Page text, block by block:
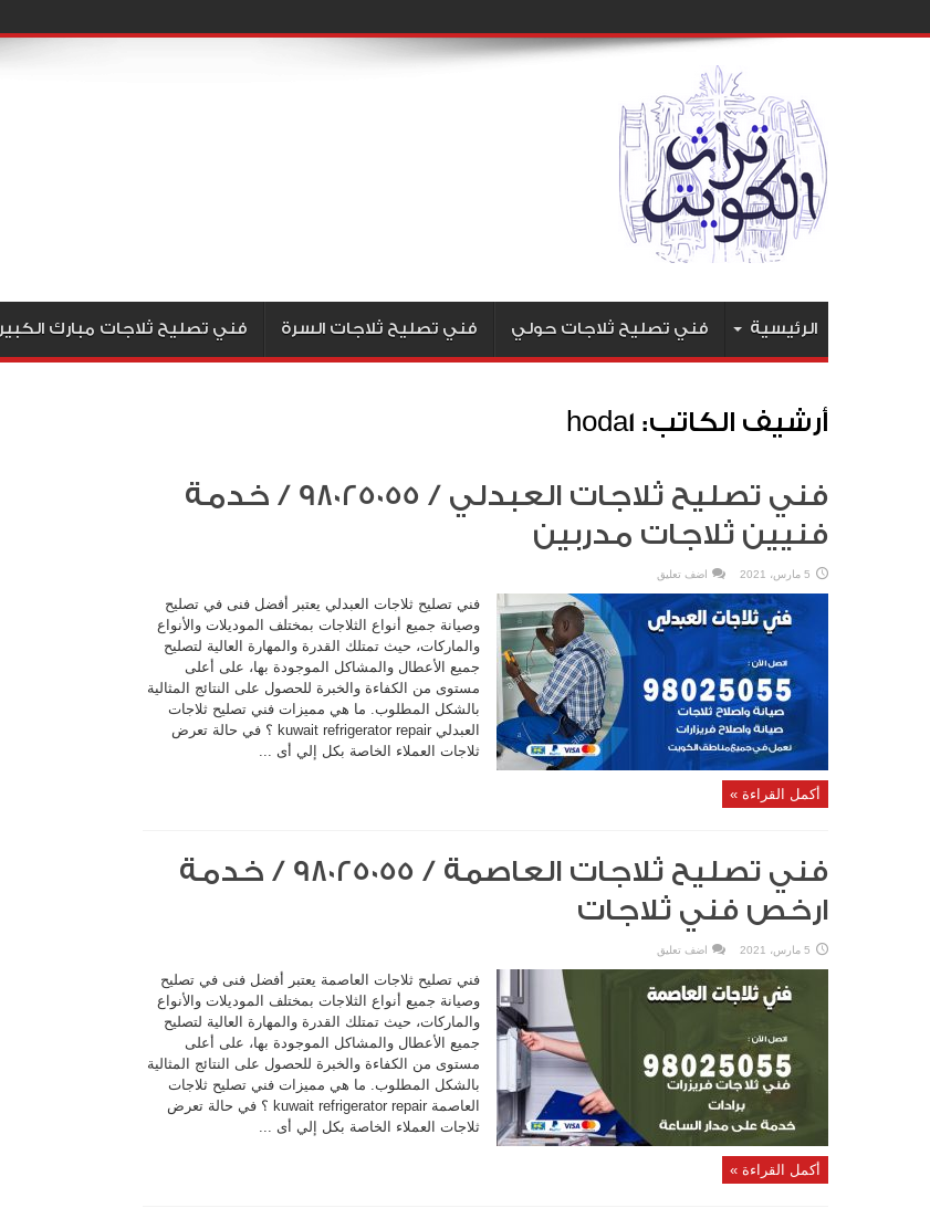
الرئيسية فني تصليح ثلاجات حولي فني تصليح ثلاجات السرة فني تصليح ثلاجات مبارك الكبير
أرشيف الكاتب: hoda1
فني تصليح ثلاجات العبدلي / 98025055 / خدمة
فنيين ثلاجات مدربين
5 مارس، 2021 اضف تعليق
فني تصليح ثلاجات العبدلي يعتبر أفضل فنى في تصليح
وصيانة جميع أنواع الثلاجات بمختلف الموديلات والأنواع
والماركات، حيث تمتلك القدرة والمهارة العالية لتصليح
جميع الأعطال والمشاكل الموجودة بها، على أعلى
مستوى من الكفاءة والخبرة للحصول على النتائج المثالية
بالشكل المطلوب. ما هي مميزات فني تصليح ثلاجات
العبدلي kuwait refrigerator repair ؟ في حالة تعرض
ثلاجات العملاء الخاصة بكل إلي أى ...
أكمل القراءة »
فني تصليح ثلاجات العاصمة / 98025055 / خدمة
ارخص فني ثلاجات
5 مارس، 2021 اضف تعليق
فني تصليح ثلاجات العاصمة يعتبر أفضل فنى في تصليح
وصيانة جميع أنواع الثلاجات بمختلف الموديلات والأنواع
والماركات، حيث تمتلك القدرة والمهارة العالية لتصليح
جميع الأعطال والمشاكل الموجودة بها، على أعلى
مستوى من الكفاءة والخبرة للحصول على النتائج المثالية
بالشكل المطلوب. ما هي مميزات فني تصليح ثلاجات
العاصمة kuwait refrigerator repair ؟ في حالة تعرض
ثلاجات العملاء الخاصة بكل إلي أى ...
أكمل القراءة »